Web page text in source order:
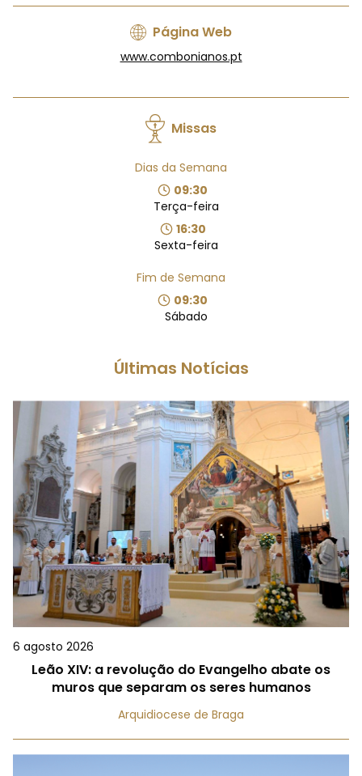
Página Web
www.combonianos.pt
Missas
Dias da Semana
09:30
Terça-feira
16:30
Sexta-feira
Fim de Semana
09:30
Sábado
Últimas Notícias
6 agosto 2026
Leão XIV: a revolução do Evangelho abate os
muros que separam os seres humanos
Arquidiocese de Braga